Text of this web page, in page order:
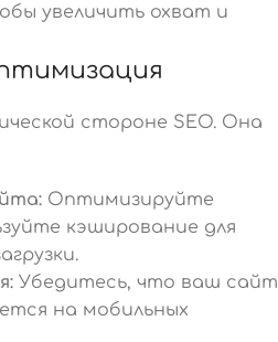
увеличить охват и
стороне SEO. Она
Оптимизируйте
кэширование для
Убедитесь, что ваш сайт
на мобильных